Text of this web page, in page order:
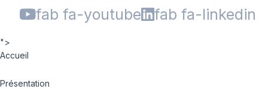
fab fa-youtube
fab fa-linkedin
">
Accueil
Présentation